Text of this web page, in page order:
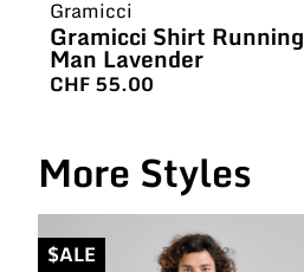
Gramicci
Gramicci Shirt Running
Man Lavender
CHF55.00
More Styles
$ALE